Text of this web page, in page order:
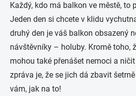
Každý, kdo má balkon ve městě, to
Jeden den si chcete v klidu
druhý den je váš balkon obsazený
návštěvníky – holuby. Kromě toho,
mohou také přenášet nemoci a
zpráva je, že se jich dá zbavit
vám, jak na to!